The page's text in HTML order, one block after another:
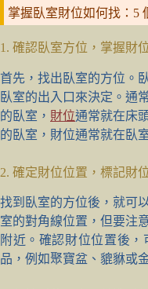
掌握臥室財位如何找：5
1. 確認臥室方位，掌握財
首先，找出臥室的方位。
臥室的出入口來決定。通
的臥室， 財位通常就在床
的臥室，財位通常就在臥
2. 確定財位位置，標記財
找到臥室的方位後，就可
室的對角線位置，但要注
附近。確認財位位置後
品，例如聚寶盆、貔貅或